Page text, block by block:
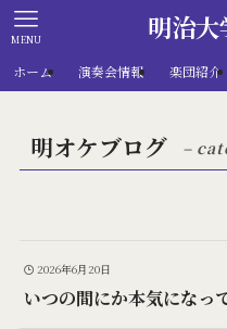
明治
MENU
ホーム 演奏会情報 楽団紹介
明オケブログ –
2026年6月20日
いつの間にか本気になっ